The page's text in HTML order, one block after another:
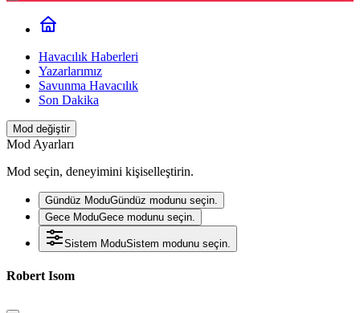
Havacılık Haberleri
Yazarlarımız
Savunma Havacılık
Son Dakika
Mod değiştir
Mod Ayarları
Mod seçin, deneyimini kişiselleştirin.
Gündüz ModuGündüz modunu seçin.
Gece ModuGece modunu seçin.
Sistem ModuSistem modunu seçin.
Robert Isom